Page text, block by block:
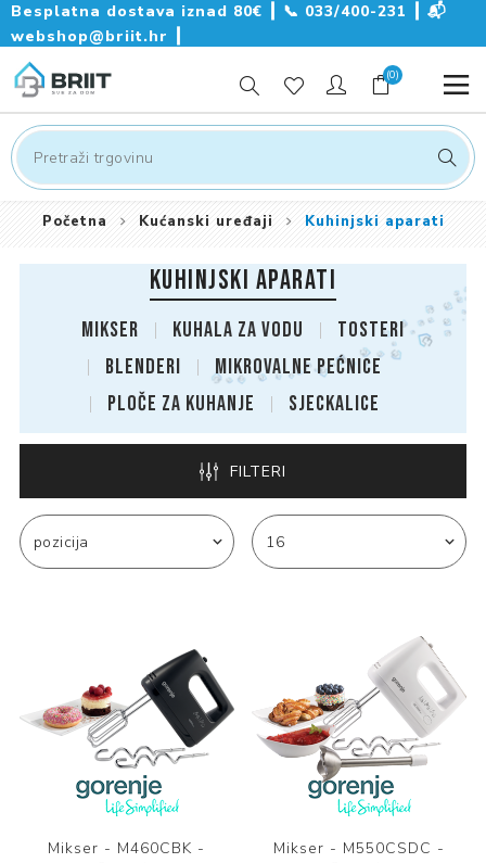
Besplatna dostava iznad 80€ ┃ 📞 033/400-231
📬
webshop@briit.hr
(0)
Početna Kućanski uređaji Kuhinjski aparati
KUHINJSKI APARATI
Mikser Kuhala za vodu
Tosteri
Blenderi
Mikrovalne pećnice
Ploče za kuhanje
Sjeckalice
FILTERI
Mikser - M460CBK -
Mikser - M550CSDC -